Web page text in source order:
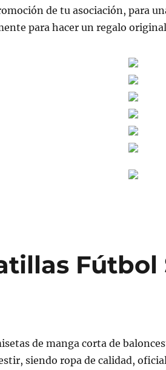
de tu asociación, para
para hacer un regalo
Fútbol
de manga corta de
siendo ropa de calidad,